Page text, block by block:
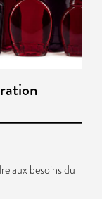
aux besoins du